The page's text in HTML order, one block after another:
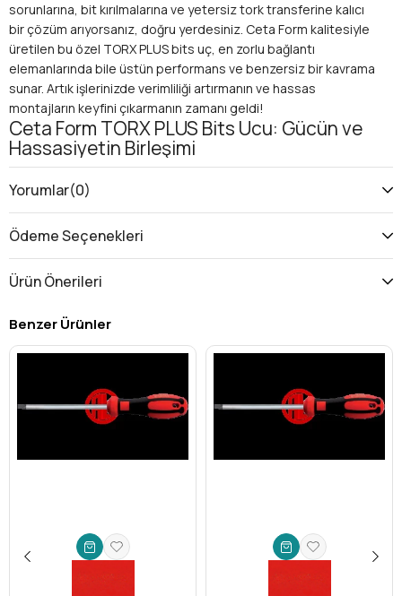
sorunlarına, bit kırılmalarına ve yetersiz tork transferine kalıcı
bir çözüm arıyorsanız, doğru yerdesiniz. Ceta Form kalitesiyle
üretilen bu özel TORX PLUS bits uç, en zorlu bağlantı
elemanlarında bile üstün performans ve benzersiz bir kavrama
sunar. Artık işlerinizde verimliliği artırmanın ve hassas
montajların keyfini çıkarmanın zamanı geldi!
Ceta Form TORX PLUS Bits Ucu: Gücün ve
Hassasiyetin Birleşimi
Standart TORX profillerinin geliştirilmiş hali olan TORX PLUS,
yuvarlatılmış loblara sahip özel bir tasarıma sahiptir. Bu
geniş ve paralel bir temas yüzeyi oluşturarak:
Üstün Tork Transferi:
bağlantı elemanlarının ömrü uzar.
bağlantı elemanından dışarı kaymasını ve yüzeyde çizikler
oluşturmasını engeller. Hem iş güvenliğini hem de
Daha Uzun Takım ve Bağlantı Elemanı Ömrü:
aşınma ve yıpranma sayesinde hem bitlerin hem de
vidaların ömrünü uzatır, değiştirme maliyetlerinden
Kolay Kullanım:Hassas ve güvenli oturma, hızlı ve
Ceta Form'un bu 1/4'' bits ucu, özellikle hassas elektronik
cihazlardan otomotiv sektörüne, beyaz eşya üretiminden
Yorumlar(0)
Ödeme Seçenekleri
Ürün Önerileri
Benzer Ürünler